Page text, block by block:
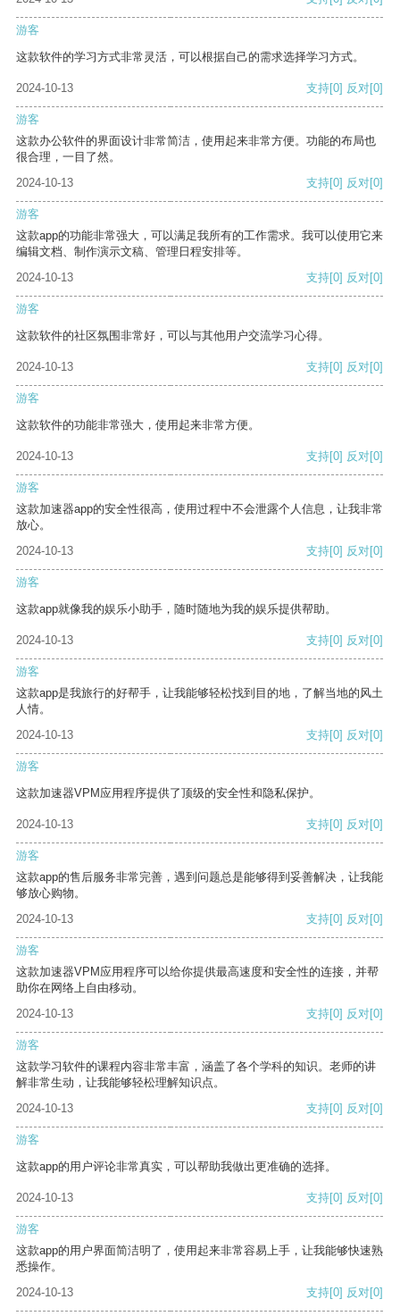
游客
这款软件的学习方式非常灵活，可以根据自己的需求选择学习方式。
2024-10-13 支持[0] 反对[0]
游客
这款办公软件的界面设计非常简洁，使用起来非常方便。功能的布局也
很合理，一目了然。
2024-10-13
支持[0] 反对[0]
游客
这款app的功能非常强大，可以满足我所有的工作需求。我可以使用它来
编辑文档、制作演示文稿、管理日程安排等。
2024-10-13
支持[0] 反对[0]
游客
这款软件的社区氛围非常好，可以与其他用户交流学习心得。
2024-10-13 支持[0] 反对[0]
游客
这款软件的功能非常强大，使用起来非常方便。
2024-10-13 支持[0] 反对[0]
游客
这款加速器app的安全性很高，使用过程中不会泄露个人信息，让我非常
放心。
2024-10-13
支持[0] 反对[0]
游客
这款app就像我的娱乐小助手，随时随地为我的娱乐提供帮助。
2024-10-13 支持[0] 反对[0]
游客
这款app是我旅行的好帮手，让我能够轻松找到目的地，了解当地的风土
人情。
2024-10-13
支持[0] 反对[0]
游客
这款加速器VPM应用程序提供了顶级的安全性和隐私保护。
2024-10-13 支持[0] 反对[0]
游客
这款app的售后服务非常完善，遇到问题总是能够得到妥善解决，让我能
够放心购物。
2024-10-13
支持[0] 反对[0]
游客
这款加速器VPM应用程序可以给你提供最高速度和安全性的连接，并帮
助你在网络上自由移动。
2024-10-13
支持[0] 反对[0]
游客
这款学习软件的课程内容非常丰富，涵盖了各个学科的知识。老师的讲
解非常生动，让我能够轻松理解知识点。
2024-10-13
支持[0] 反对[0]
游客
这款app的用户评论非常真实，可以帮助我做出更准确的选择。
2024-10-13 支持[0] 反对[0]
游客
这款app的用户界面简洁明了，使用起来非常容易上手，让我能够快速熟
悉操作。
2024-10-13
支持[0] 反对[0]